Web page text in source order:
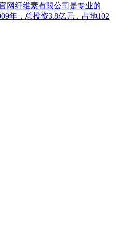
网纤维素有限公司是专业的
年，总投资3.8亿元，占地102